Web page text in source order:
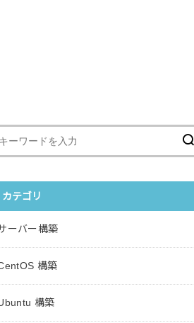
カテゴリ
ーバー構築
構築
構築